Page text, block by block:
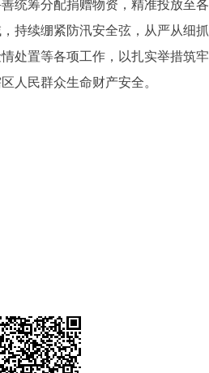
筹分配捐赠物资，精准投放至各
持续绷紧防汛安全弦，从严从细抓
处置等各项工作，以扎实举措筑牢
人民群众生命财产安全。